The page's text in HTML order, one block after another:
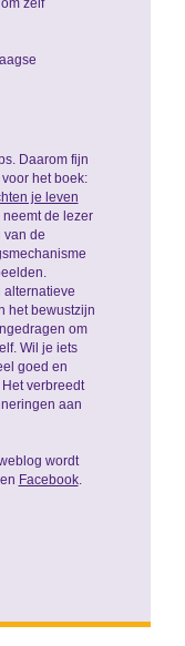
zelf
Daarom fijn
het boek:
je leven
de lezer
van de
alternatieve
het bewustzijn
om
Wil je iets
goed en
verbreedt
aan
wordt
Facebook.